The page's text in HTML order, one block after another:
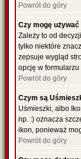
Powrót do góry
Czy mogę używać
Zależy to od
tylko niektóre
zepsuje wygląd
opcję w formularzu
Powrót do góry
Czym są
Uśmieszki, albo
np. :) oznacza
ikon, ponieważ
Powrót do góry